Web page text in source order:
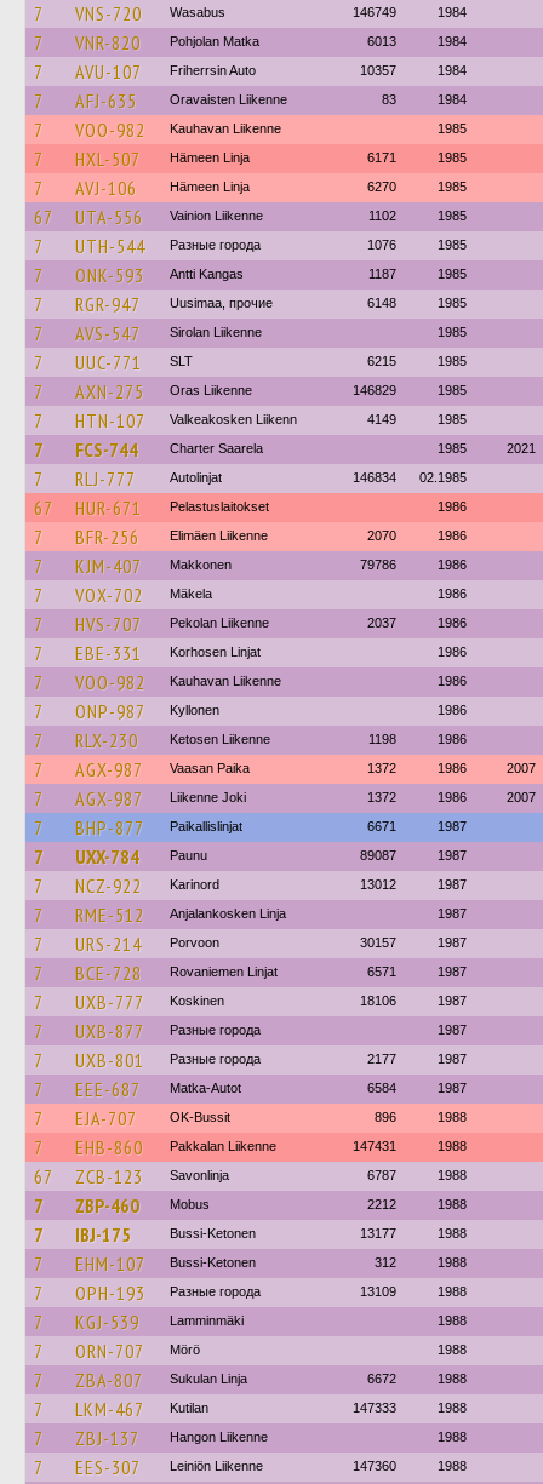
7 VNS-720 Wasabus 146749 1984
7 VNR-820 Pohjolan Matka 6013 1984
7 AVU-107 Friherrsin Auto 10357 1984
7 AFJ-635 Oravaisten Liikenne 83 1984
7 VOO-982 Kauhavan Liikenne 1985
7 HXL-507 Hämeen Linja 6171 1985
7 AVJ-106 Hämeen Linja 6270 1985
67 UTA-556 Vainion Liikenne 1102 1985
7 UTH-544 Разные города 1076 1985
7 ONK-593 Antti Kangas 1187 1985
7 RGR-947 Uusimaa, прочие 6148 1985
7 AVS-547 Sirolan Liikenne 1985
7 UUC-771 SLT 6215 1985
7 AXN-275 Oras Liikenne 146829 1985
7 HTN-107 Valkeakosken Liikenn 4149 1985
7 FCS-744 Charter Saarela 1985 2021
7 RLJ-777 Autolinjat 146834 02.1985
67 HUR-671 Pelastuslaitokset 1986
7 BFR-256 Elimäen Liikenne 2070 1986
7 KJM-407 Makkonen 79786 1986
7 VOX-702 Mäkela 1986
7 HVS-707 Pekolan Liikenne 2037 1986
7 EBE-331 Korhosen Linjat 1986
7 VOO-982 Kauhavan Liikenne 1986
7 ONP-987 Kyllonen 1986
7 RLX-230 Ketosen Liikenne 1198 1986
7 AGX-987 Vaasan Paika 1372 1986 2007
7 AGX-987 Liikenne Joki 1372 1986 2007
7 BHP-877 Paikallislinjat 6671 1987
7 UXX-784 Paunu 89087 1987
7 NCZ-922 Karinord 13012 1987
7 RME-512 Anjalankosken Linja 1987
7 URS-214 Porvoon 30157 1987
7 BCE-728 Rovaniemen Linjat 6571 1987
7 UXB-777 Koskinen 18106 1987
7 UXB-877 Разные города 1987
7 UXB-801 Разные города 2177 1987
7 EEE-687 Matka-Autot 6584 1987
7 EJA-707 OK-Bussit 896 1988
7 EHB-860 Pakkalan Liikenne 147431 1988
67 ZCB-123 Savonlinja 6787 1988
7 ZBP-460 Mobus 2212 1988
7 IBJ-175 Bussi-Ketonen 13177 1988
7 EHM-107 Bussi-Ketonen 312 1988
7 OPH-193 Разные города 13109 1988
7 KGJ-539 Lamminmäki 1988
7 ORN-707 Mörö 1988
7 ZBA-807 Sukulan Linja 6672 1988
7 LKM-467 Kutilan 147333 1988
7 ZBJ-137 Hangon Liikenne 1988
7 EES-307 Leiniön Liikenne 147360 1988